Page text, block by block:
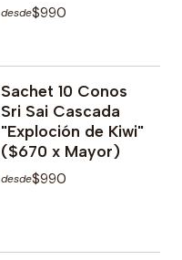
desde$990
Sachet 10 Conos
Sri Sai Cascada
"Exploción de Kiwi"
($670 x Mayor)
desde$990